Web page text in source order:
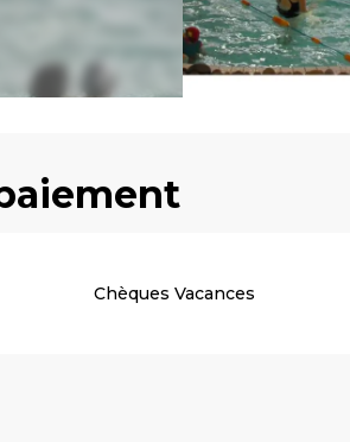
Chèques Vacances